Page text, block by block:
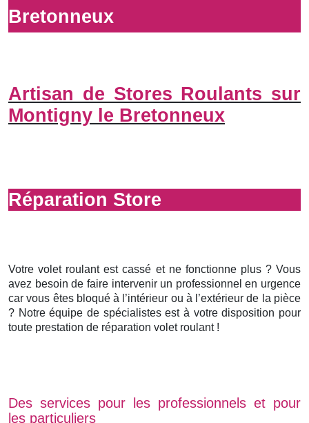
Bretonneux
Artisan de Stores Roulants sur
Montigny le Bretonneux
Réparation Store
Votre volet roulant est cassé et ne fonctionne plus ? Vous
avez besoin de faire intervenir un professionnel en urgence
car vous êtes bloqué à l’intérieur ou à l’extérieur de la pièce
? Notre équipe de spécialistes est à votre disposition pour
toute prestation de réparation volet roulant !
Des services pour les professionnels et pour
les particuliers